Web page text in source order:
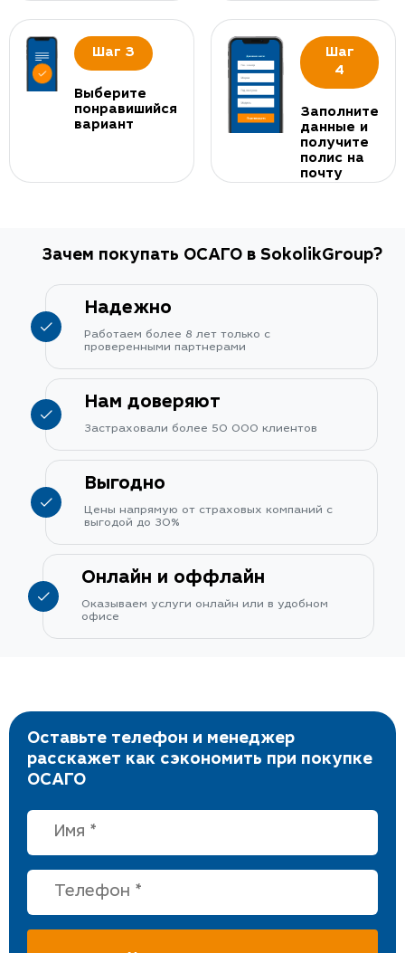
Шаг 3
Выберите
понравишийся
вариант
Шаг
4
Заполните
данные и
получите
полис на
почту
Зачем покупать ОСАГО в SokolikGroup?
Надежно
Работаем более 8 лет только с
проверенными партнерами
Нам доверяют
Застраховали более 50 000 клиентов
Выгодно
Цены напрямую от страховых компаний с
выгодой до 30%
Онлайн и оффлайн
Оказываем услуги онлайн или в удобном
офисе
Оставьте телефон и менеджер
расскажет как сэкономить при покупке
ОСАГО